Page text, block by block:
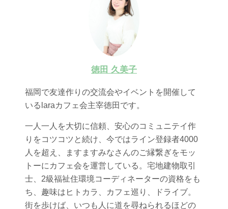
徳田 久美子
福岡で友達作りの交流会やイベントを開催して
いるlaraカフェ会主宰徳田です。
一人一人を大切に信頼、安心のコミュニテイ作
りをコツコツと続け、今ではライン登録者4000
人を超え、ますますみなさんのご縁繋ぎをモッ
トーにカフェ会を運営している。宅地建物取引
士、2級福祉住環境コーディネーターの資格をも
ち、趣味はヒトカラ、カフェ巡り、ドライブ。
街を歩けば、いつも人に道を尋ねられるほどの